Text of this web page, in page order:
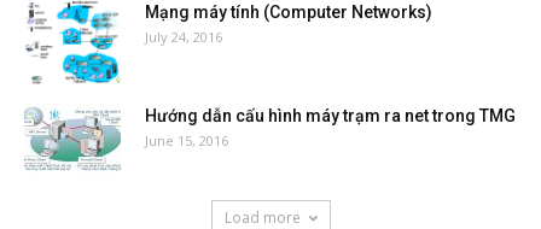
Mạng máy tính (Computer Networks)
July 24, 2016
Hướng dẫn cấu hình máy trạm ra net trong TMG
June 15, 2016
Load more